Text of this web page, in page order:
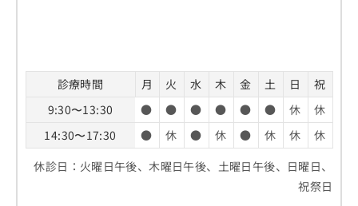
診療時間 月 火 水 木 金 土 日
祝
9:30〜13:30
● ● ● ● ● ● 休
休
14:30〜17:30
● 休 ● 休 ● 休 休
休
休診日：火曜日午後、木曜日午後、土曜日午後、日曜日、
祝祭日